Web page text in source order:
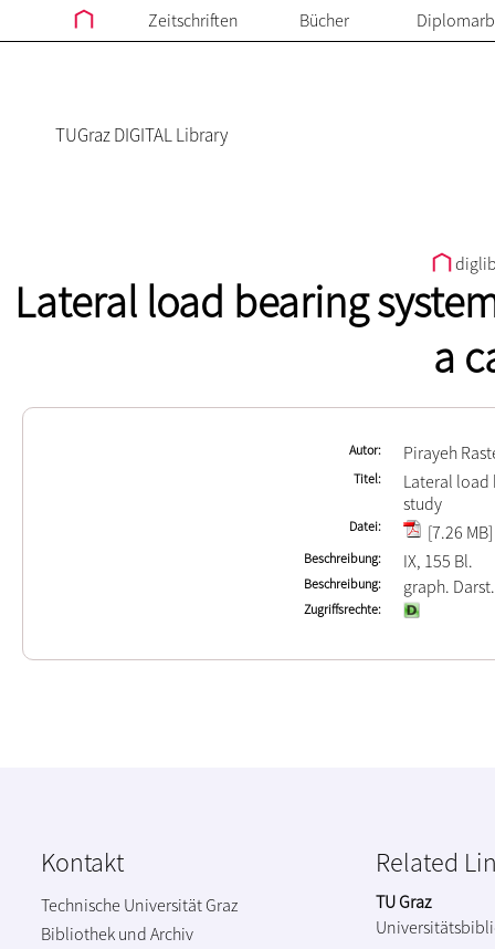
Zeitschriften Bücher
TUGraz DIGITAL Library
Lateral load bearing
a
Autor Pirayeh
Titel
Lateral load
study
Datei [7.26 MB]
Beschreibung IX, 155 Bl.
Beschreibung graph.
Zugriffsrechte
Kontakt
Technische Universität Graz
Bibliothek und Archiv
Related
TU Graz